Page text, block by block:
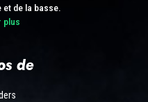
et de la basse.
plus
de